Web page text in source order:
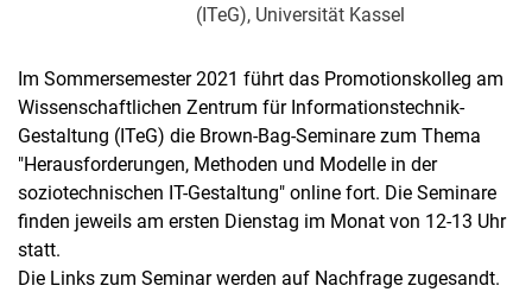
(ITeG), Universität Kassel
Im Sommersemester 2021 führt das Promotionskolleg am
Wissenschaftlichen Zentrum für Informationstechnik-
Gestaltung (ITeG) die Brown-Bag-Seminare zum Thema
"Herausforderungen, Methoden und Modelle in der
soziotechnischen IT-Gestaltung" online fort. Die Seminare
finden jeweils am ersten Dienstag im Monat von 12-13 Uhr
statt.
Die Links zum Seminar werden auf Nachfrage zugesandt.